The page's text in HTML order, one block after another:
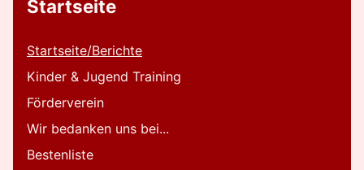
Startseite
Startseite/Berichte
Kinder & Jugend Training
Förderverein
Wir bedanken uns bei...
Bestenliste